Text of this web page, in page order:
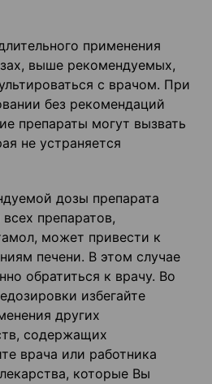
применения
выше рекомендуемых,
с врачом. При
без рекомендаций
препараты могут вызвать
не устраняется
дозы препарата
препаратов,
может привести к
печени. В этом случае
обратиться к врачу. Во
избегайте
других
содержащих
врача или работника
которые Вы